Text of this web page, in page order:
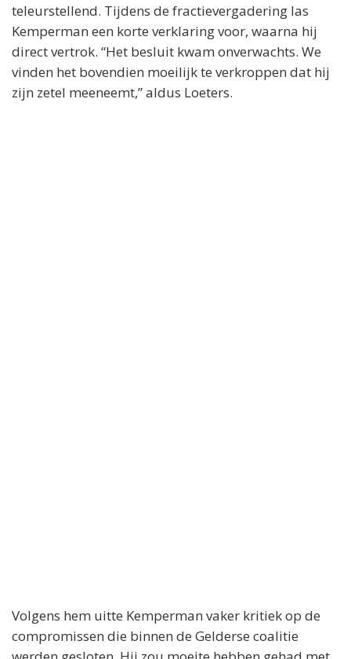
teleurstellend. Tijdens de fractievergadering las
Kemperman een korte verklaring voor, waarna hij
direct vertrok. “Het besluit kwam onverwachts. We
vinden het bovendien moeilijk te verkroppen dat hij
zijn zetel meeneemt,” aldus Loeters.
Volgens hem uitte Kemperman vaker kritiek op de
compromissen die binnen de Gelderse coalitie